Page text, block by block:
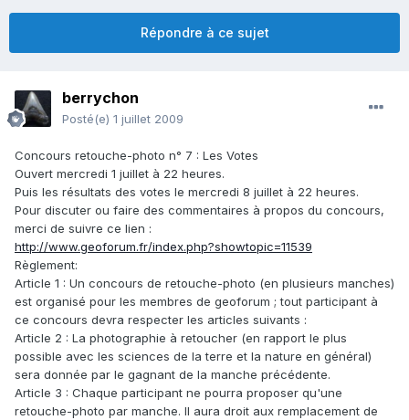
Répondre à ce sujet
berrychon
Posté(e) 1 juillet 2009
Concours retouche-photo n° 7 : Les Votes
Ouvert mercredi 1 juillet à 22 heures.
Puis les résultats des votes le mercredi 8 juillet à 22 heures.
Pour discuter ou faire des commentaires à propos du concours,
merci de suivre ce lien :
http://www.geoforum.fr/index.php?showtopic=11539
Règlement:
Article 1 : Un concours de retouche-photo (en plusieurs manches)
est organisé pour les membres de geoforum ; tout participant à
ce concours devra respecter les articles suivants :
Article 2 : La photographie à retoucher (en rapport le plus
possible avec les sciences de la terre et la nature en général)
sera donnée par le gagnant de la manche précédente.
Article 3 : Chaque participant ne pourra proposer qu'une
retouche-photo par manche. Il aura droit aux remplacement de